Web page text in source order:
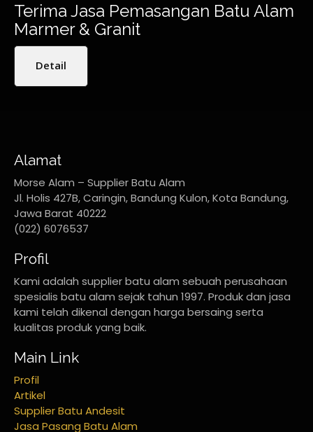
Terima Jasa Pemasangan Batu Alam
Marmer & Granit
Detail
Alamat
Morse Alam – Supplier Batu Alam
Jl. Holis 427B, Caringin, Bandung Kulon, Kota Bandung,
Jawa Barat 40222
(022) 6076537
Profil
Kami adalah supplier batu alam sebuah perusahaan
spesialis batu alam sejak tahun 1997. Produk dan jasa
kami telah dikenal dengan harga bersaing serta
kualitas produk yang baik.
Main Link
Profil
Artikel
Supplier Batu Andesit
Jasa Pasang Batu Alam